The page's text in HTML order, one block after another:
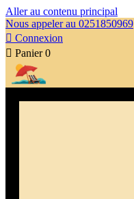
Aller au contenu principal
Nous appeler au 0251850969
 Connexion
 Panier 0